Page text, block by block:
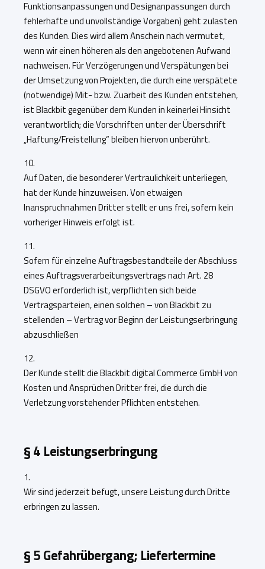
Funktionsanpassungen und Designanpassungen durch
fehlerhafte und unvollständige Vorgaben) geht zulasten
des Kunden. Dies wird allem Anschein nach vermutet,
wenn wir einen höheren als den angebotenen Aufwand
nachweisen. Für Verzögerungen und Verspätungen bei
der Umsetzung von Projekten, die durch eine verspätete
(notwendige) Mit- bzw. Zuarbeit des Kunden entstehen,
ist Blackbit gegenüber dem Kunden in keinerlei Hinsicht
verantwortlich; die Vorschriften unter der Überschrift
„Haftung/Freistellung“ bleiben hiervon unberührt.
10.
Auf Daten, die besonderer Vertraulichkeit unterliegen,
hat der Kunde hinzuweisen. Von etwaigen
Inanspruchnahmen Dritter stellt er uns frei, sofern kein
vorheriger Hinweis erfolgt ist.
11.
Sofern für einzelne Auftragsbestandteile der Abschluss
eines Auftragsverarbeitungsvertrags nach Art. 28
DSGVO erforderlich ist, verpflichten sich beide
Vertragsparteien, einen solchen – von Blackbit zu
stellenden – Vertrag vor Beginn der Leistungserbringung
abzuschließen
12.
Der Kunde stellt die Blackbit digital Commerce GmbH von
Kosten und Ansprüchen Dritter frei, die durch die
Verletzung vorstehender Pflichten entstehen.
§ 4 Leistungserbringung
1.
Wir sind jederzeit befugt, unsere Leistung durch Dritte
erbringen zu lassen.
§ 5 Gefahrübergang; Liefertermine